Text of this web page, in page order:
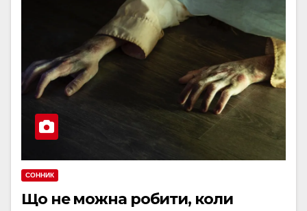
СОННИК
Що не можна робити, коли